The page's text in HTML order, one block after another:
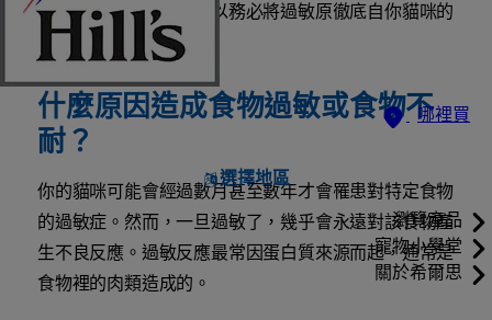
哪裡買
選擇地區
瀏覽產品
寵物小學堂
關於希爾思
過敏可能持續終身，所以務必將過敏原徹底自你貓咪的
什麼原因造成食物過敏或食物不
耐？
你的貓咪可能會經過數月甚至數年才會罹患對特定食物
的過敏症。然而，一旦過敏了，幾乎會永遠對該食物產
生不良反應。過敏反應最常因蛋白質來源而起，通常是
食物裡的肉類造成的。